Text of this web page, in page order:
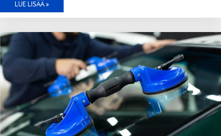
KESÄREISSU
5
TAPAA
VÄLTTÄÄ
LUE LISÄÄ »